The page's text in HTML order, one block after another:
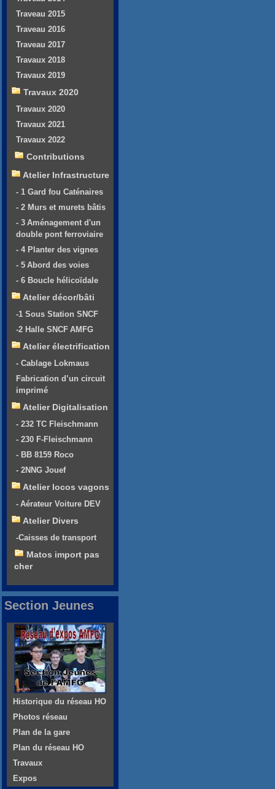
Traveau 2015
Traveau 2016
Traveau 2017
Travaux 2018
Travaux 2019
Travaux 2020
Travaux 2020
Travaux 2021
Travaux 2022
Contributions
Atelier Infrastructure
- 1 Gard fou Caténaires
- 2 Murs et murets bâtis
- 3 Aménagement d'un
double pont ferroviaire
- 4 Planter des vignes
- 5 Abord des voies
- 6 Boucle hélicoïdale
Atelier décor/bâti
-1 Sous Station SNCF
-2 Halle SNCF AMFG
Atelier électrification
- Cablage Lokmaus
Fabrication d’un circuit
imprimé
Atelier Digitalisation
- 232 TC Fleischmann
- 230 F-Fleischmann
- BB 8159 Roco
- 2NNG Jouef
Atelier locos vagons
- Aérateur Voiture DEV
Atelier Divers
-Caisses de transport
Matos import pas
cher
Section Jeunes
Historique du réseau HO
Photos réseau
Plan de la gare
Plan du réseau HO
Travaux
Expos